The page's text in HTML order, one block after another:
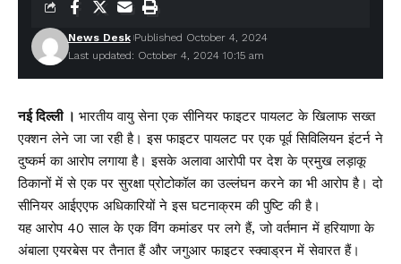
Last updated: October 4, 2024 10:15 am
News Desk Published October 4, 2024
नई दिल्ली । भारतीय वायु सेना एक सीनियर फाइटर पायलट के खिलाफ सख्त
एक्शन लेने जा जा रही है। इस फाइटर पायलट पर एक पूर्व सिविलियन इंटर्न ने
दुष्कर्म का आरोप लगाया है। इसके अलावा आरोपी पर देश के प्रमुख लड़ाकू
ठिकानों में से एक पर सुरक्षा प्रोटोकॉल का उल्लंघन करने का भी आरोप है। दो
सीनियर आईएएफ अधिकारियों ने इस घटनाक्रम की पुष्टि की है।
यह आरोप 40 साल के एक विंग कमांडर पर लगे हैं, जो वर्तमान में हरियाणा के
अंबाला एयरबेस पर तैनात हैं और जगुआर फाइटर स्क्वाड्रन में सेवारत हैं।